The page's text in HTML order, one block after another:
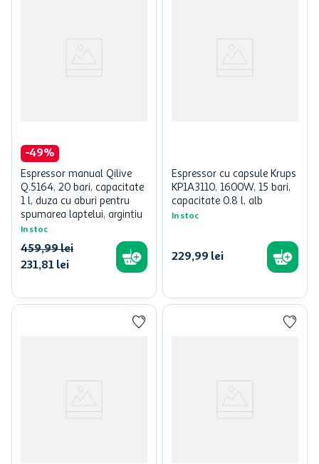
-49%
Espressor manual Qilive
Q.5164, 20 bari, capacitate
1 l, duza cu aburi pentru
spumarea laptelui, argintiu
In stoc
231,81 lei
459,99lei
Espressor cu capsule Krups
KP1A3110, 1600W, 15 bari,
capacitate 0.8 l, alb
In stoc
229,99 lei